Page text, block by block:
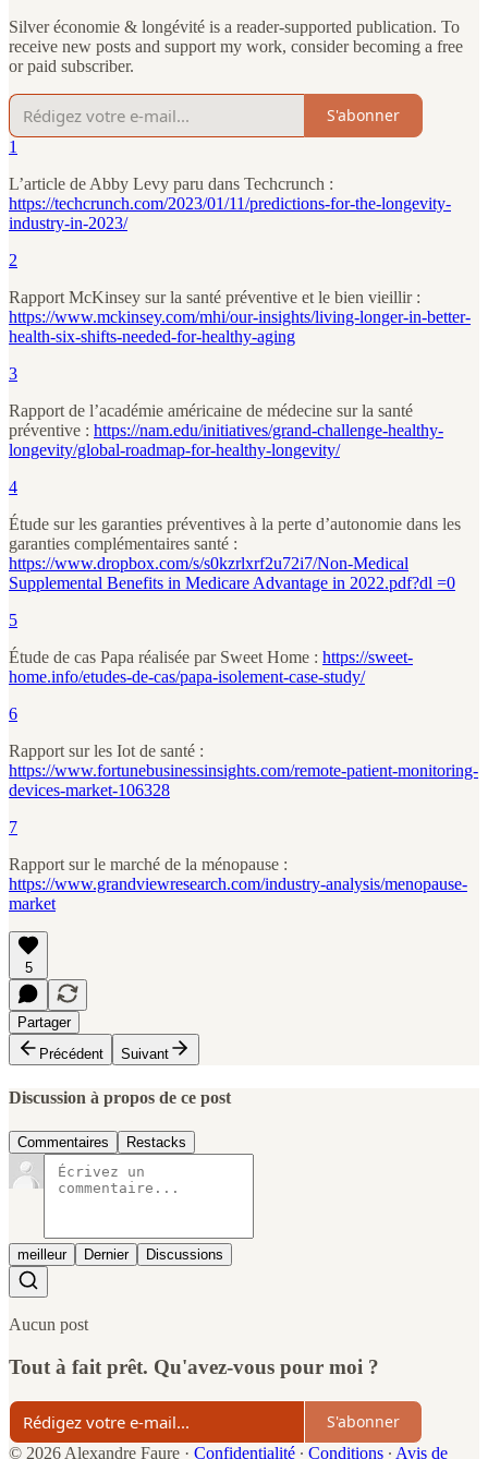
Silver économie & longévité is a reader-supported publication. To
receive new posts and support my work, consider becoming a free
or paid subscriber.
S'abonner
1
L’article de Abby Levy paru dans Techcrunch :
https://techcrunch.com/2023/01/11/predictions-for-the-longevity-
industry-in-2023/
2
Rapport McKinsey sur la santé préventive et le bien vieillir :
https://www.mckinsey.com/mhi/our-insights/living-longer-in-better-
health-six-shifts-needed-for-healthy-aging
3
Rapport de l’académie américaine de médecine sur la santé
préventive : https://nam.edu/initiatives/grand-challenge-healthy-
longevity/global-roadmap-for-healthy-longevity/
4
Étude sur les garanties préventives à la perte d’autonomie dans les
garanties complémentaires santé :
https://www.dropbox.com/s/s0kzrlxrf2u72i7/Non-Medical
Supplemental Benefits in Medicare Advantage in 2022.pdf?dl =0
5
Étude de cas Papa réalisée par Sweet Home : https://sweet-
home.info/etudes-de-cas/papa-isolement-case-study/
6
Rapport sur les Iot de santé :
https://www.fortunebusinessinsights.com/remote-patient-monitoring-
devices-market-106328
7
Rapport sur le marché de la ménopause :
https://www.grandviewresearch.com/industry-analysis/menopause-
market
5
Partager
Précédent
Suivant
Discussion à propos de ce post
Commentaires Restacks
meilleur Dernier Discussions
Aucun post
Tout à fait prêt. Qu'avez-vous pour moi ?
S'abonner
© 2026 Alexandre Faure · Confidentialité ∙ Conditions ∙ Avis de